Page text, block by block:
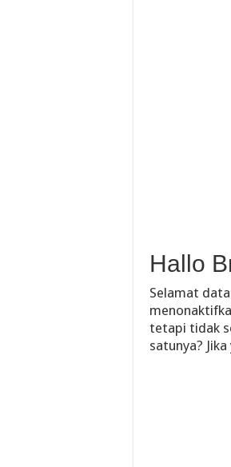
Hallo
Selamat
tetapi tidak
satunya?